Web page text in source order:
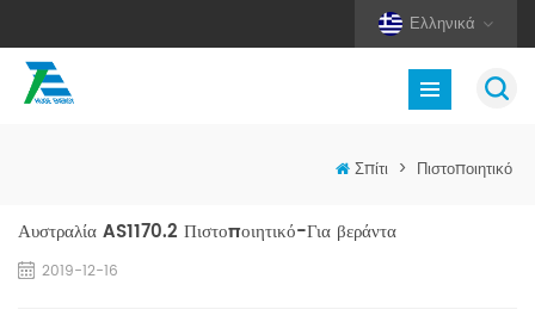
Ελληνικά
Σπίτι > Πιστοποιητικό
Αυστραλία AS1170.2 Πιστοποιητικό-Για βεράντα
2019-12-16